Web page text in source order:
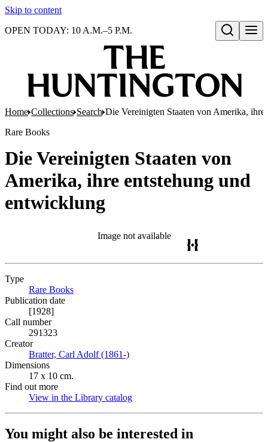
Skip to content
Open search
OPEN TODAY: 10 A.M.–5 P.M.
Home Collections Search Die Vereinigten Staaten von Amerika,
Rare Books
Die Vereinigten Staaten von
Amerika, ihre entstehung und
entwicklung
Image not available
Type
Rare Books
Publication date
[1928]
Call number
291323
Creator
Bratter, Carl Adolf (1861-)
Dimensions
17 x 10 cm.
Find out more
View in the Library catalog
You might also be interested in